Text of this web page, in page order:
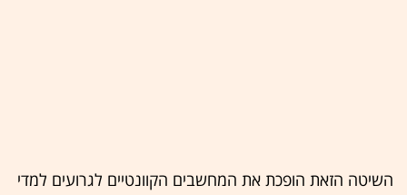
השיטה הזאת הופכת את המחשבים הקוונטיים לגרועים למדי